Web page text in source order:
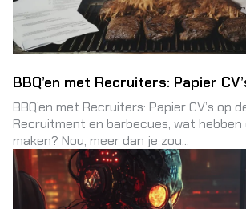
BBQ’en met Recruiters: Papier
BBQ’en met Recruiters: Papier CV’s op
Recruitment en barbecues, wat
maken? Nou, meer dan je zou...